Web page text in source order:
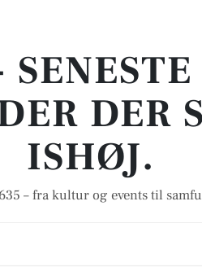
DER
ISHØJ.
– fra kultur og events til